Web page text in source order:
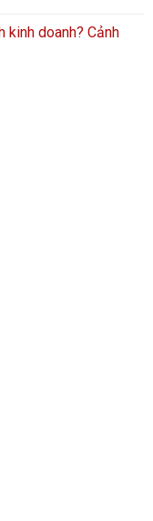
doanh? Cảnh